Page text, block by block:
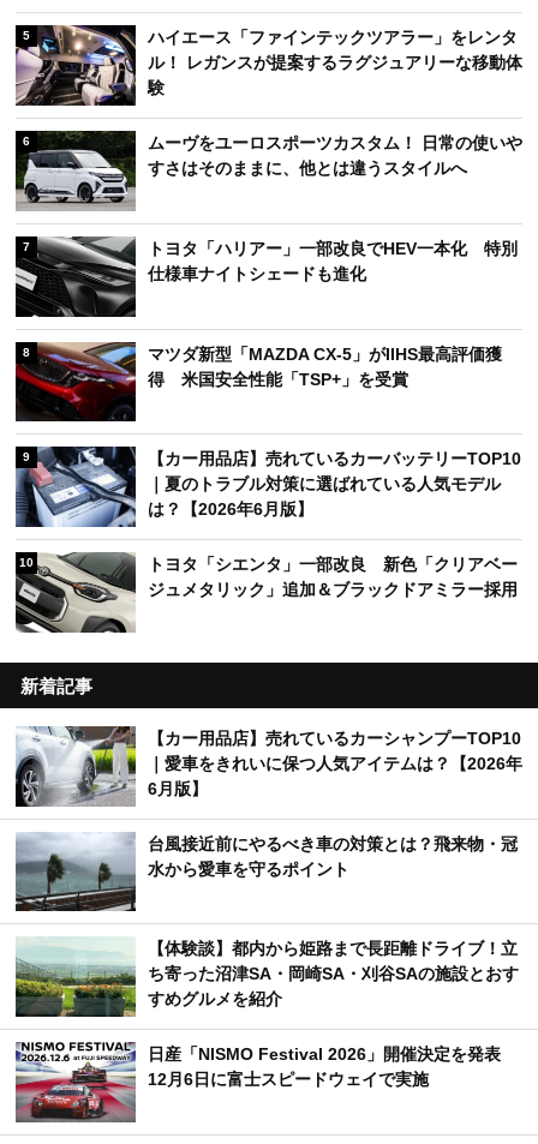
5
ハイエース「ファインテックツアラー」をレンタ
ル！ レガンスが提案するラグジュアリーな移動体
験
6
ムーヴをユーロスポーツカスタム！ 日常の使いや
すさはそのままに、他とは違うスタイルへ
7
トヨタ「ハリアー」一部改良でHEV一本化 特別
仕様車ナイトシェードも進化
8
マツダ新型「MAZDA CX-5」がIIHS最高評価獲
得 米国安全性能「TSP+」を受賞
9
【カー用品店】売れているカーバッテリーTOP10
｜夏のトラブル対策に選ばれている人気モデル
は？【2026年6月版】
10
トヨタ「シエンタ」一部改良 新色「クリアベー
ジュメタリック」追加＆ブラックドアミラー採用
新着記事
【カー用品店】売れているカーシャンプーTOP10
｜愛車をきれいに保つ人気アイテムは？【2026年
6月版】
台風接近前にやるべき車の対策とは？飛来物・冠
水から愛車を守るポイント
【体験談】都内から姫路まで長距離ドライブ！立
ち寄った沼津SA・岡崎SA・刈谷SAの施設とおす
すめグルメを紹介
日産「NISMO Festival 2026」開催決定を発表
12月6日に富士スピードウェイで実施